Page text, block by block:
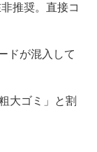
推奨。直接コ
ドが混入して
大ゴミ」と割